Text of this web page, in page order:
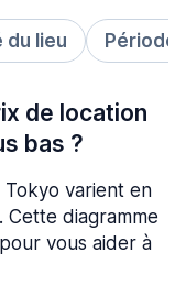
du lieu Période
de location
bas ?
varient en
diagramme
vous aider à